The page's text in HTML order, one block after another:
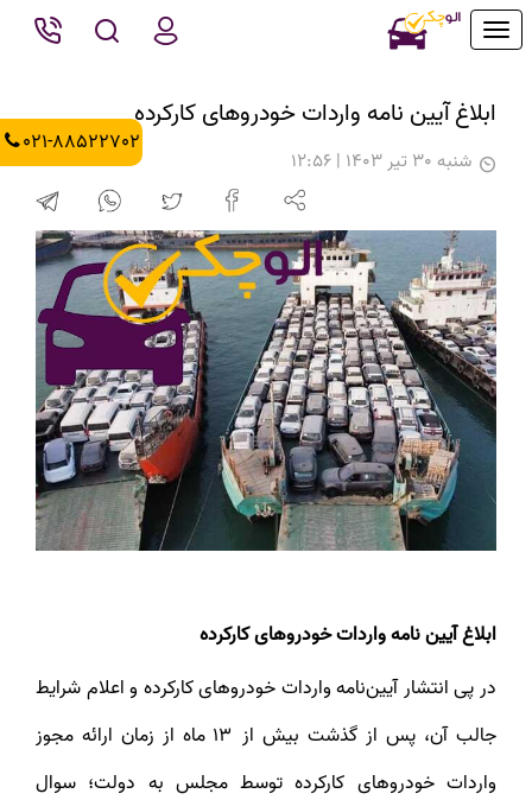
Toggle
021-88522702
ابلاغ آیین‌ نامه واردات خودروهای کارکرده
شنبه 30 تیر 1403 | 12:56
ابلاغ آیین‌ نامه واردات خودروهای کارکرده
در پی انتشار آیین‌نامه واردات خودروهای کارکرده و اعلام شرایط
جالب آن، پس از گذشت بیش از ۱۳ ماه از زمان ارائه مجوز
واردات خودروهای کارکرده توسط مجلس به دولت؛ سوال